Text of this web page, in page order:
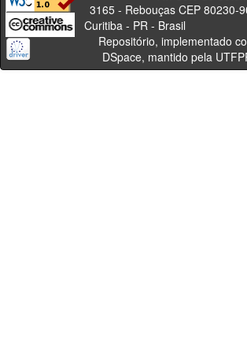
3165 - Rebouças CEP 80230-
Curitiba - PR -
Repositório, implementado
DSpace, mantido pela